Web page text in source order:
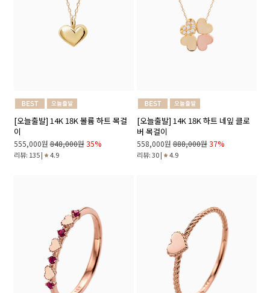
[오늘출발] 14K 18K 볼륨 하트 목걸
이
555,000원 848,000원 35%
리뷰: 135 | 4.9
[오늘출발] 14K 18K 하트 네잎 클로
버 목걸이
558,000원 888,000원 37%
리뷰: 30 | 4.9